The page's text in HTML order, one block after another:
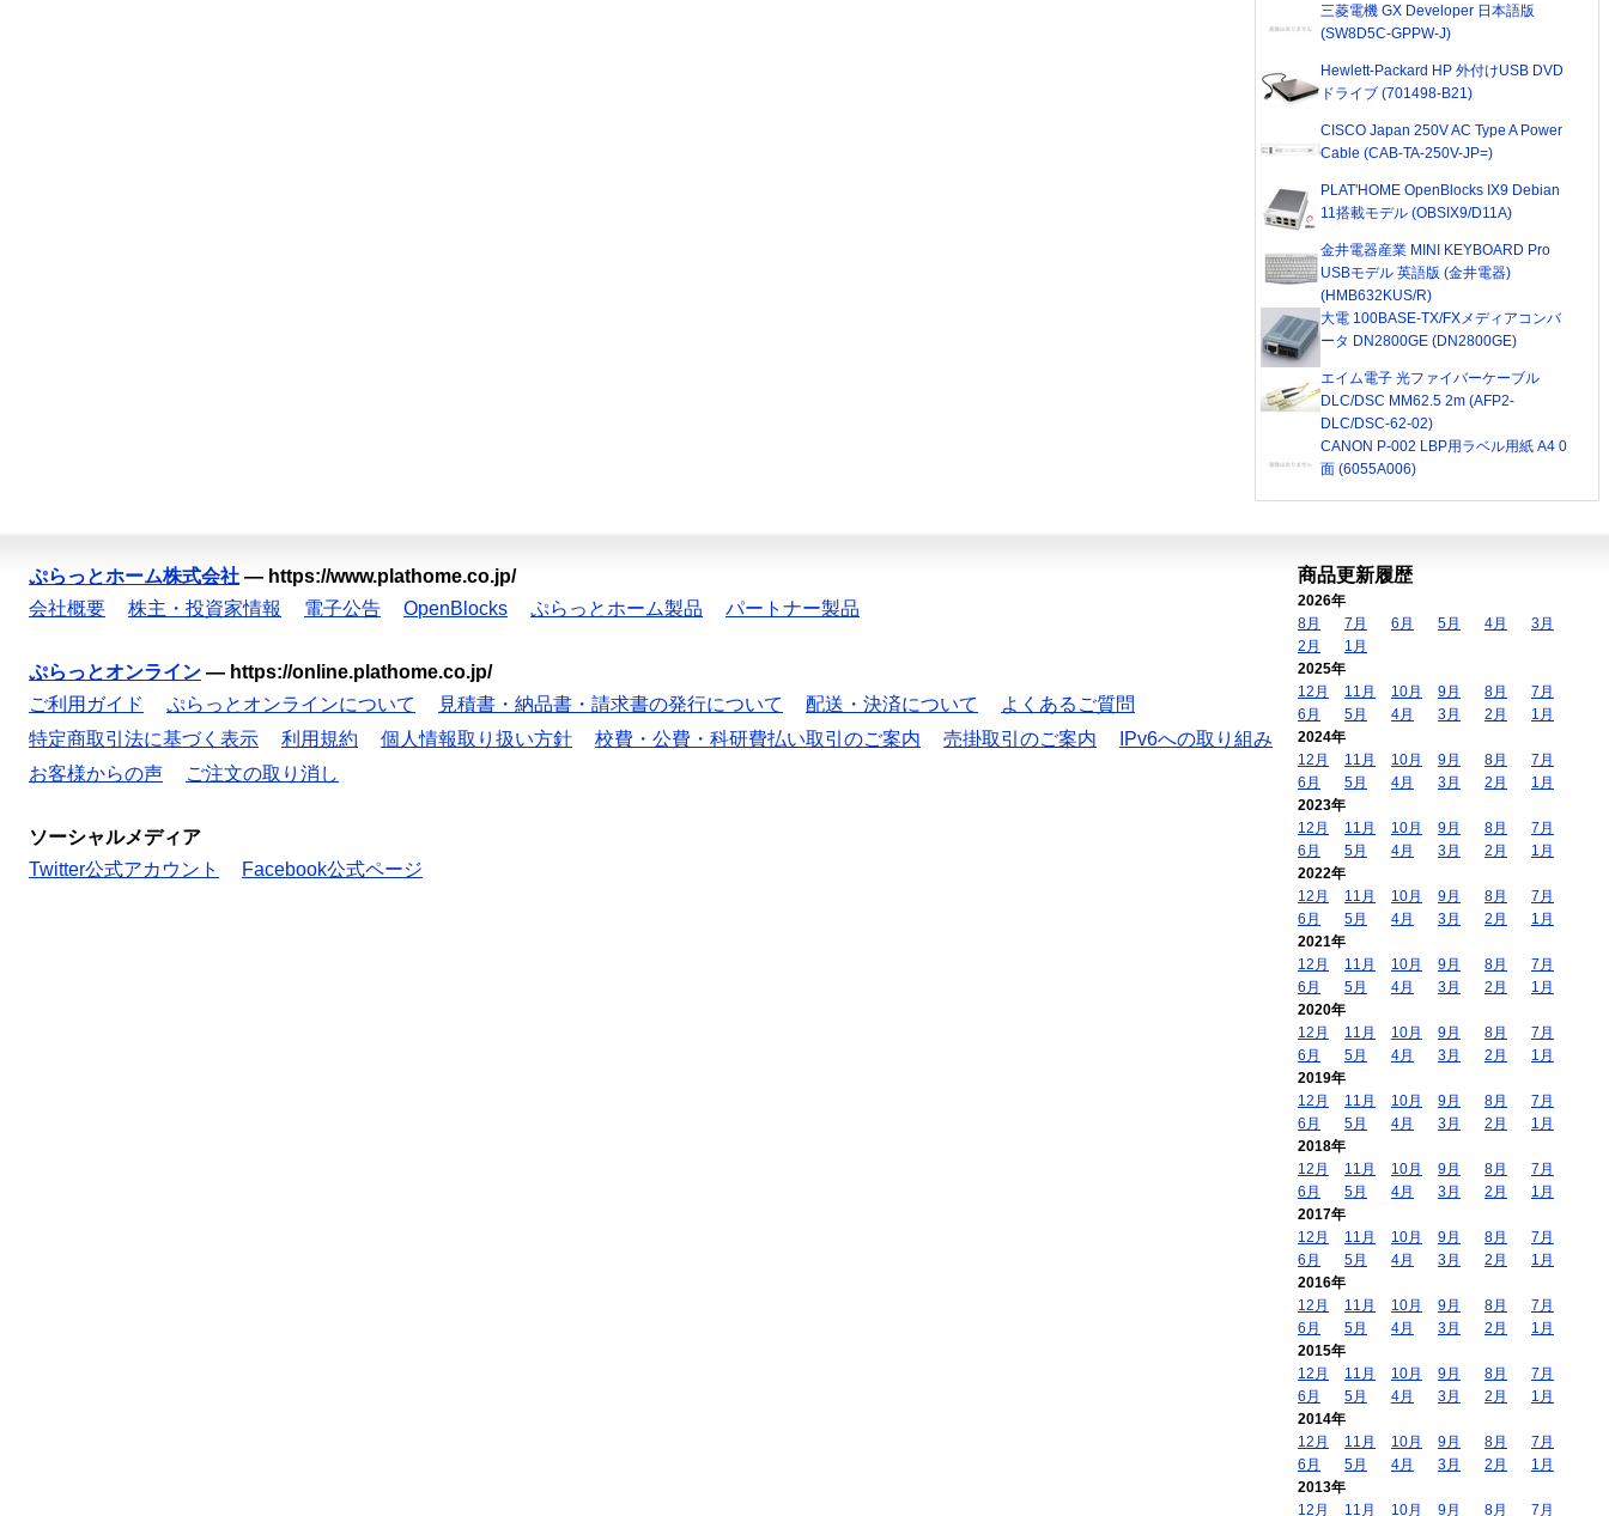
三菱電機 GX Developer 日本語版
(SW8D5C-GPPW-J)
Hewlett-Packard HP 外付けUSB DVD
ドライブ (701498-B21)
CISCO Japan 250V AC Type A Power
Cable (CAB-TA-250V-JP=)
PLAT'HOME OpenBlocks IX9 Debian
11搭載モデル (OBSIX9/D11A)
金井電器産業 MINI KEYBOARD Pro
USBモデル 英語版 (金井電器)
(HMB632KUS/R)
大電 100BASE-TX/FXメディアコンバ
ータ DN2800GE (DN2800GE)
エイム電子 光ファイバーケーブル
DLC/DSC MM62.5 2m (AFP2-
DLC/DSC-62-02)
CANON P-002 LBP用ラベル用紙 A4 0
面 (6055A006)
ぷらっとホーム株式会社 — https://www.plathome.co.jp/
会社概要
株主・投資家情報 電子公告 OpenBlocks ぷらっとホーム製品 パートナー製品
ぷらっとオンライン — https://online.plathome.co.jp/
ご利用ガイド
ぷらっとオンラインについて 見積書・納品書・請求書の発行について 配送・決済について
よくあるご質問
特定商取引法に基づく表示
利用規約 個人情報取り扱い方針 校費・公費・科研費払い取引のご案内 売掛取引のご案内
IPv6への取り組み
お客様からの声
ご注文の取り消し
ソーシャルメディア
Twitter公式アカウント
Facebook公式ページ
商品更新履歴
2026年
8月
7月 6月 5月 4月
3月
2月
1月
2025年
12月
11月 10月 9月 8月
7月
6月
5月 4月 3月 2月
1月
2024年
12月
11月 10月 9月 8月
7月
6月
5月 4月 3月 2月
1月
2023年
12月
11月 10月 9月 8月
7月
6月
5月 4月 3月 2月
1月
2022年
12月
11月 10月 9月 8月
7月
6月
5月 4月 3月 2月
1月
2021年
12月
11月 10月 9月 8月
7月
6月
5月 4月 3月 2月
1月
2020年
12月
11月 10月 9月 8月
7月
6月
5月 4月 3月 2月
1月
2019年
12月
11月 10月 9月 8月
7月
6月
5月 4月 3月 2月
1月
2018年
12月
11月 10月 9月 8月
7月
6月
5月 4月 3月 2月
1月
2017年
12月
11月 10月 9月 8月
7月
6月
5月 4月 3月 2月
1月
2016年
12月
11月 10月 9月 8月
7月
6月
5月 4月 3月 2月
1月
2015年
12月
11月 10月 9月 8月
7月
6月
5月 4月 3月 2月
1月
2014年
12月
11月 10月 9月 8月
7月
6月
5月 4月 3月 2月
1月
2013年
12月
11月 10月 9月 8月 7月